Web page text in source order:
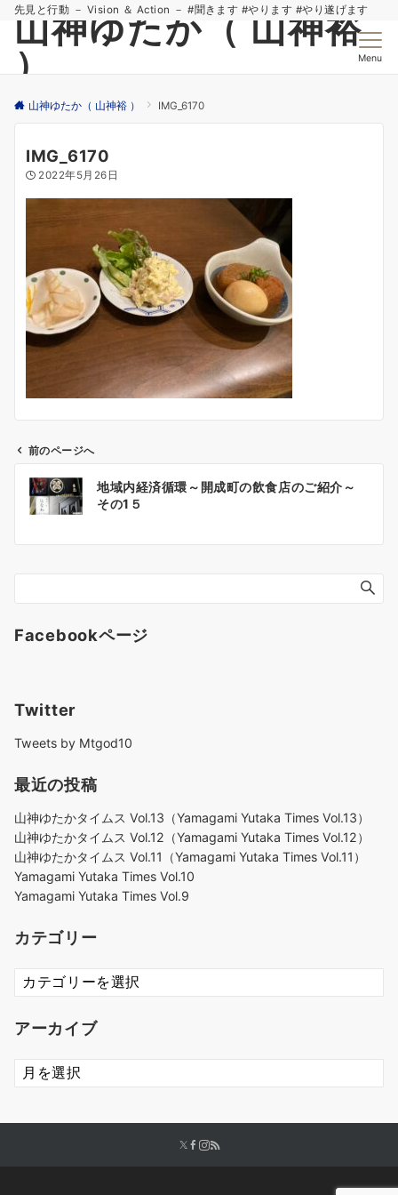
先見と行動 － Vision ＆ Action － #聞きます #やります #やり遂げます
山神ゆたか（ 山神裕
）
Menu
山神ゆたか（ 山神裕 ） IMG_6170
IMG_6170
2022年5月26日
シ
ョ
前のページへ
地域内経済循環～開成町の飲食店のご紹介～
その1５
Facebookページ
Twitter
Tweets by Mtgod10
最近の投稿
山神ゆたかタイムス Vol.13（Yamagami Yutaka Times Vol.13）
山神ゆたかタイムス Vol.12（Yamagami Yutaka Times Vol.12）
山神ゆたかタイムス Vol.11（Yamagami Yutaka Times Vol.11）
Yamagami Yutaka Times Vol.10
Yamagami Yutaka Times Vol.9
カテゴリー
カ
テ
リ
アーカイブ
ア
ー